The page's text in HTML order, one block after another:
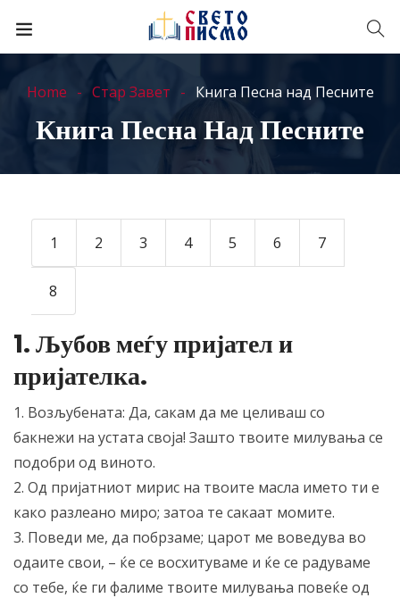
Home Стар Завет Книга Песна над Песните
Книга Песна Над Песните
1 2 3 4 5 6 7
8
1. Љубов меѓу пријател и
пријателка.
1. Возљубената: Да, сакам да ме целиваш со
бакнежи на устата своја! Зашто твоите милувања се
подобри од виното.
2. Од пријатниот мирис на твоите масла името ти е
како разлеано миро; затоа те сакаат момите.
3. Поведи ме, да побрзаме; царот ме воведува во
одаите свои, – ќе се восхитуваме и ќе се радуваме
со тебе, ќе ги фалиме твоите милувања повеќе од